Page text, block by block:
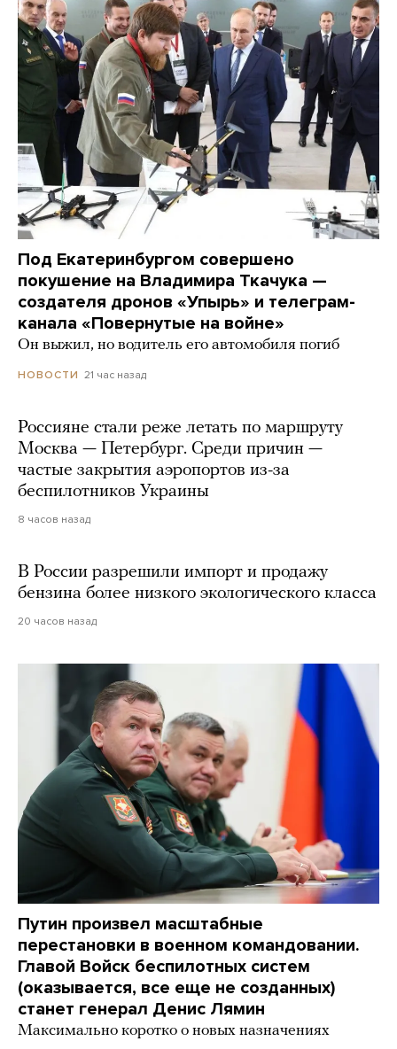
Под Екатеринбургом совершено
покушение на Владимира Ткачука —
создателя дронов «Упырь» и телеграм-
канала «Повернутые на войне»
Он выжил, но водитель его автомобиля погиб
НОВОСТИ 21 час назад
Россияне стали реже летать по маршруту
Москва — Петербург. Среди причин —
частые закрытия аэропортов из-за
беспилотников Украины
8 часов назад
В России разрешили импорт и продажу
бензина более низкого экологического класса
20 часов назад
Путин произвел масштабные
перестановки в военном командовании.
Главой Войск беспилотных систем
(оказывается, все еще не созданных)
станет генерал Денис Лямин
Максимально коротко о новых назначениях